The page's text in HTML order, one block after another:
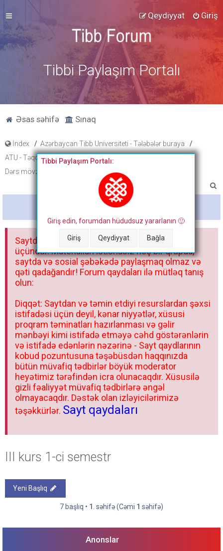
Giriş
Qeydiyyat
Tibbi Paylaşım Portalı
Əsas səhifə Sınaq
İndex
Azərbaycan Tibb Universiteti - Tələbələr buraya
ATU - Təqdimat, xəbərlər, cədvəl və proqramlar
Dərs mövzu planları
III kurs 1-ci semestr
a
Bitdi
Tibbi Paylaşım Portalı:
Giriş edin, forumdan hüdudsuz yararlanın 🙂
Giriş Qeydiyyat Bağla
Saytdakı materiallar yalnız fərdi istifadəniz
üçündür. Materialları istisnasız heç bir qrupda,
saytda və sosial şəbəkədə paylaşmaq olmaz və
qəti qadağandır! Forum qaydaları ilə mütləq tanış
olun:
Diqqət: Saytdan və təmin etdiyi resurslardan şəxsi
istifadəsi üçün deyil, kənar niyyətlər, xüsusi
proqram təminatları hazırlanması və gəlir
mənbəyi kimi istifadə etməyə cəhd göstərənlərin
və istifadə edənlərin nəzərinə - Sayt qaydlarının
kobud pozuntusuna təşəbüsdən haqqınızda
bütün müvafiq tədbirlər böyük moderator
heyətimiz tərəfindən icra olunacaqdır. Xüsusilə
gizli fəaliyyət müvafiq tədbirlərə əngəl
olmayacaqdır. Dəstək olan izləyicilərimizə
təşəkkürlər. Sayt qaydaları
III kurs 1-ci semestr
Yeni Başlıq
7 başlıq • 1 . səhifə (Cəmi 1 səhifə)
Anonslar